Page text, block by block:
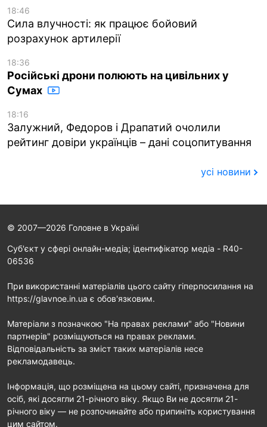
18:46
Сила влучності: як працює бойовий
розрахунок артилерії
18:36
Російські дрони полюють на цивільних у
Сумах
18:16
Залужний, Федоров і Драпатий очолили
рейтинг довіри українців – дані соцопитування
усі новини
© 2007—2026 Головне в Україні
Cуб'єкт у сфері онлайн-медіа; ідентифікатор медіа - R40-
06536
При використанні матеріалів цього сайту гіперпосилання на
https://glavnoe.in.ua є обов'язковим.
Матеріали з позначкою "На правах реклами" або "Новини
партнерів" розміщуються на правах реклами.
Відповідальність за зміст таких матеріалів несе
рекламодавець.
Інформація, що розміщена на цьому сайті, призначена для
осіб, які досягли 21-річного віку. Якщо Ви не досягли 21-
річного віку — не розпочинайте або припиніть користування
цим сайтом.